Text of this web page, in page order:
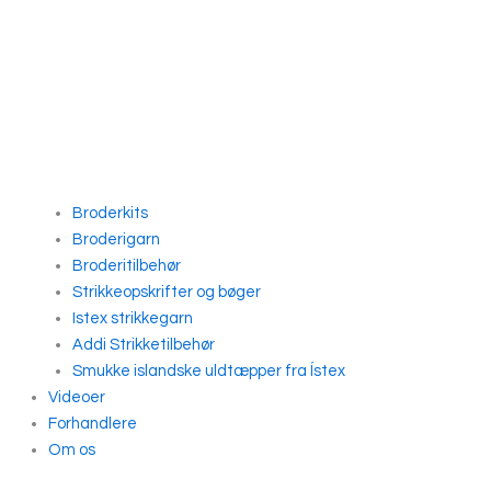
Broderkits
Broderigarn
Broderitilbehør
Strikkeopskrifter og bøger
Istex strikkegarn
Addi Strikketilbehør
Smukke islandske uldtæpper fra Ístex
Videoer
Forhandlere
Om os